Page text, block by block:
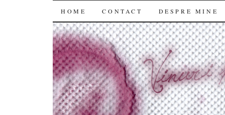
SKIP
TO
CONTENT
HOME CONTACT DESPRE MINE